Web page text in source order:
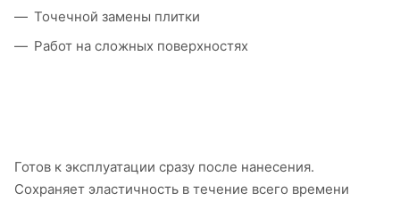
Точечной замены плитки
Работ на сложных поверхностях
Готов к эксплуатации сразу после нанесения.
Сохраняет эластичность в течение всего времени